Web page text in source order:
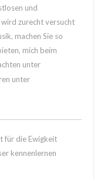
und
wird zurecht versucht
machen Sie so
mich beim
unter
unter
für die Ewigkeit
kennenlernen